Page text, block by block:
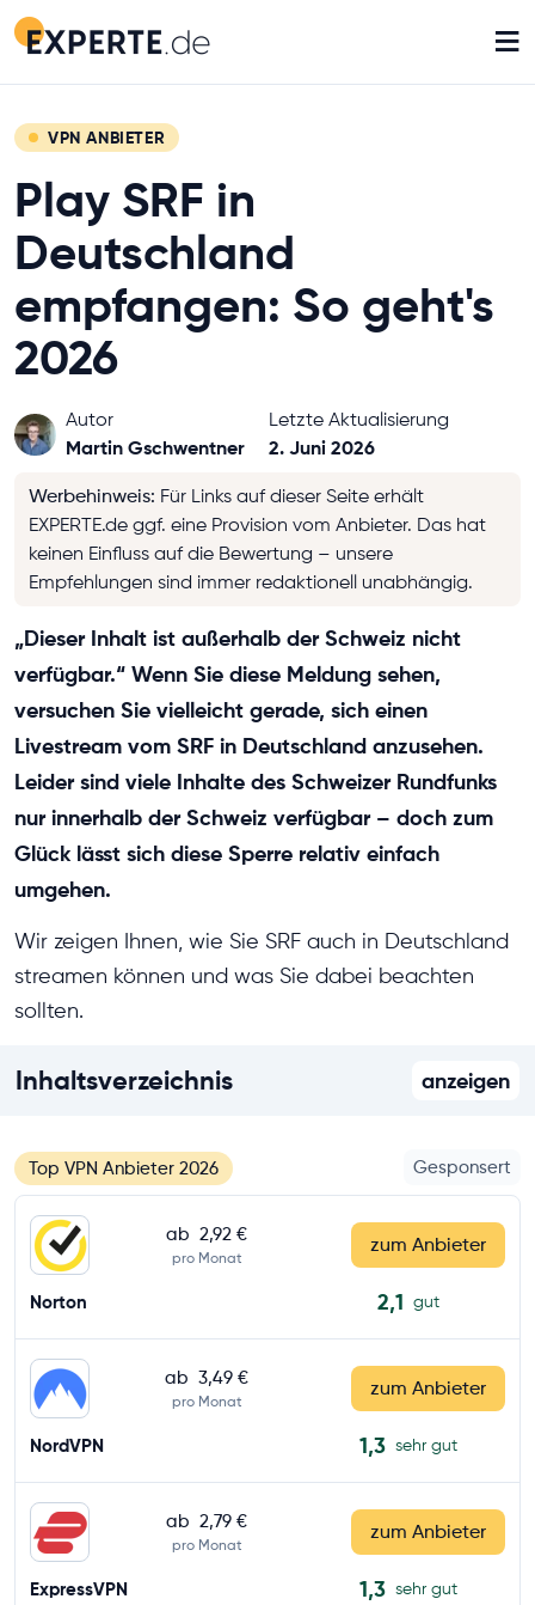
≡
VPN ANBIETER
Play SRF in
Deutschland
empfangen: So geht's
2026
Autor
Martin Gschwentner
Letzte Aktualisierung
2. Juni 2026
Werbehinweis: Für Links auf dieser Seite erhält
EXPERTE.de ggf. eine Provision vom Anbieter. Das hat
keinen Einfluss auf die Bewertung – unsere
Empfehlungen sind immer redaktionell unabhängig.
„Dieser Inhalt ist außerhalb der Schweiz nicht
verfügbar.“ Wenn Sie diese Meldung sehen,
versuchen Sie vielleicht gerade, sich einen
Livestream vom SRF in Deutschland anzusehen.
Leider sind viele Inhalte des Schweizer Rundfunks
nur innerhalb der Schweiz verfügbar – doch zum
Glück lässt sich diese Sperre relativ einfach
umgehen.
Wir zeigen Ihnen, wie Sie SRF auch in Deutschland
streamen können und was Sie dabei beachten
sollten.
Inhaltsverzeichnis anzeigen
Top VPN Anbieter 2026 Gesponsert
ab 2,92 €
pro Monat
zum Anbieter
Norton 2,1 gut
ab 3,49 €
pro Monat
zum Anbieter
NordVPN 1,3 sehr gut
ab 2,79 €
pro Monat
zum Anbieter
ExpressVPN 1,3 sehr gut